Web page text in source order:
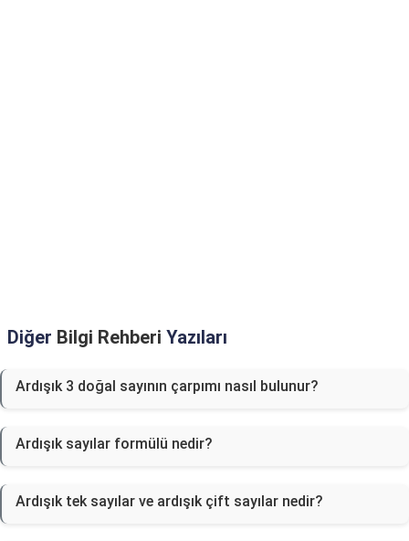
Diğer Bilgi Rehberi Yazıları
Ardışık 3 doğal sayının çarpımı nasıl bulunur?
Ardışık sayılar formülü nedir?
Ardışık tek sayılar ve ardışık çift sayılar nedir?